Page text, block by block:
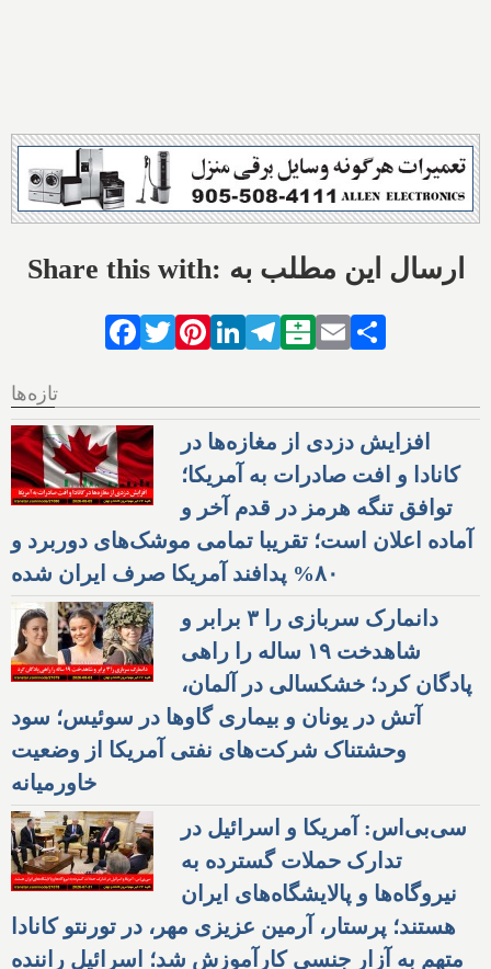
Share this with: ارسال این مطلب به
Facebook
TwitterPinterestLinkedIn
Telegram
Balatarin
Email
تازه‌ها
افزایش دزدی از مغازه‌ها در
کانادا و افت صادرات به آمریکا؛
توافق تنگه هرمز در قدم آخر و
آماده اعلان است؛ تقریبا تمامی موشک‌های دوربرد و
۸۰% پدافند آمریکا صرف ایران شده
دانمارک سربازی را ۳ برابر و
شاهدخت ۱۹ ساله را راهی
پادگان کرد؛ خشکسالی در آلمان،
آتش در یونان و بیماری گاوها در سوئیس؛ سود
وحشتناک شرکت‌های نفتی آمریکا از وضعیت
خاورمیانه
سی‌بی‌اس: آمریکا و اسرائیل در
تدارک حملات گسترده به
نیروگاه‌ها و پالایشگاه‌های ایران
هستند؛ پرستار، آرمین عزیزی مهر، در تورنتو کانادا
متهم به آزار جنسی کارآموزش شد؛ اسرائیل راننده